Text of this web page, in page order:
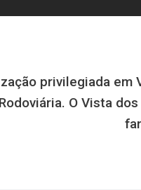
privilegiada
O Vista